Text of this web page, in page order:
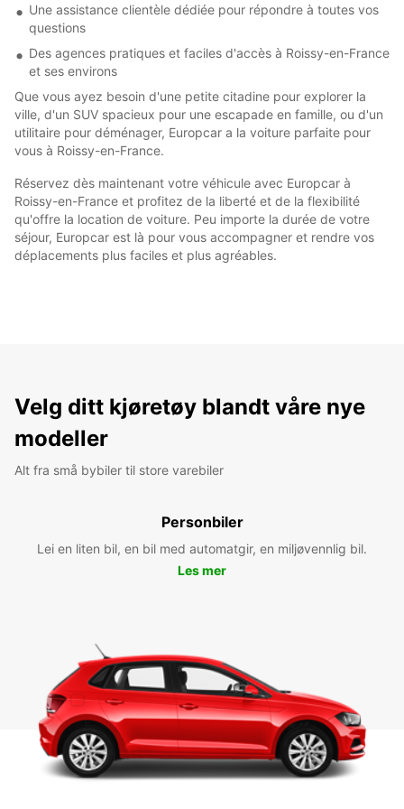
Une assistance clientèle dédiée pour répondre à toutes vos
questions
Des agences pratiques et faciles d'accès à Roissy-en-France
et ses environs
Que vous ayez besoin d'une petite citadine pour explorer la
ville, d'un SUV spacieux pour une escapade en famille, ou d'un
utilitaire pour déménager, Europcar a la voiture parfaite pour
vous à Roissy-en-France.
Réservez dès maintenant votre véhicule avec Europcar à
Roissy-en-France et profitez de la liberté et de la flexibilité
qu'offre la location de voiture. Peu importe la durée de votre
séjour, Europcar est là pour vous accompagner et rendre vos
déplacements plus faciles et plus agréables.
Velg ditt kjøretøy blandt våre nye
modeller
Alt fra små bybiler til store varebiler
Personbiler
Lei en liten bil, en bil med automatgir, en miljøvennlig bil.
Les mer